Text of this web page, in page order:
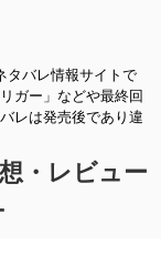
タバレ情報サイトで
ガー」などや最終回
レは発売後であり違
・レビュー